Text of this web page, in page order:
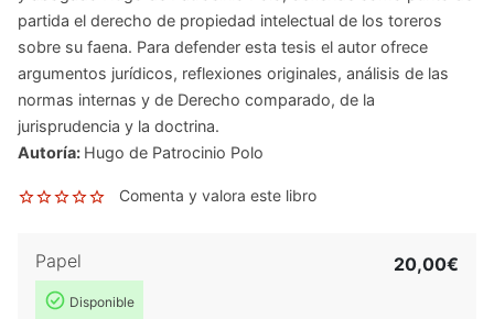
partida el derecho de propiedad intelectual de los toreros
sobre su faena. Para defender esta tesis el autor ofrece
argumentos jurídicos, reflexiones originales, análisis de las
normas internas y de Derecho comparado, de la
jurisprudencia y la doctrina.
Autoría: Hugo de Patrocinio Polo
Comenta y valora este libro
Papel
Disponible
20,00€